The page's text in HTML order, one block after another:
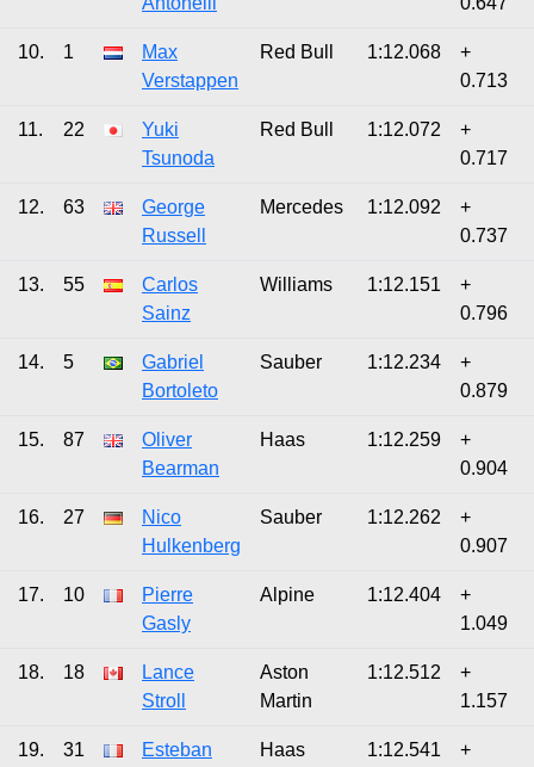
10. 1
Max
Verstappen
Red Bull 1:12.068
+
0.713
11. 22
Yuki
Tsunoda
Red Bull 1:12.072
+
0.717
12. 63
George
Russell
Mercedes 1:12.092
+
0.737
13. 55
Carlos
Sainz
Williams 1:12.151
+
0.796
14. 5
Gabriel
Bortoleto
Sauber 1:12.234
+
0.879
15. 87
Oliver
Bearman
Haas 1:12.259
+
0.904
16. 27
Nico
Hulkenberg
Sauber 1:12.262
+
0.907
17. 10
Pierre
Gasly
Alpine 1:12.404
+
1.049
18. 18
Lance
Stroll
Aston
Martin
1:12.512
+
1.157
19. 31
Esteban
Haas 1:12.541
+